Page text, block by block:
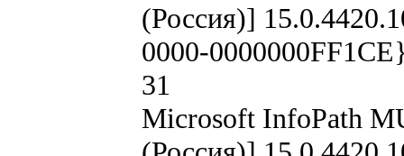
(Россия)]
0000-
31
Microsoft InfoPath